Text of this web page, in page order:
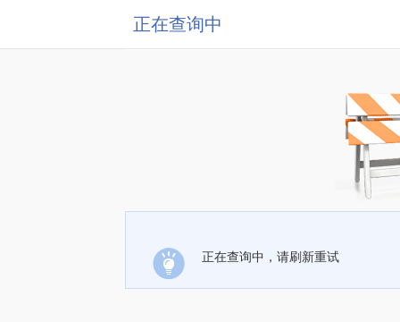
正在查询中
正在查询中，请刷新重试